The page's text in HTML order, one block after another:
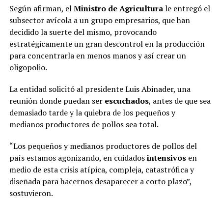
Según afirman, elMinistro de Agriculturale entregó el
subsector avícola a un grupo empresarios, que han
decidido la suerte del mismo, provocando
estratégicamente un gran descontrol en la producción
para concentrarla en menos manos y así crear un
oligopolio.
La entidad solicitó al presidente Luis Abinader, una
reunión donde puedan ser escuchados, antes de que sea
demasiado tarde y la quiebra de los pequeños y
medianos productores de pollos sea total.
“Los pequeños y medianos productores de pollos del
país estamos agonizando, en cuidadosintensivosen
medio de esta crisis atípica, compleja, catastrófica y
diseñada para hacernos desaparecer a corto plazo”,
sostuvieron.